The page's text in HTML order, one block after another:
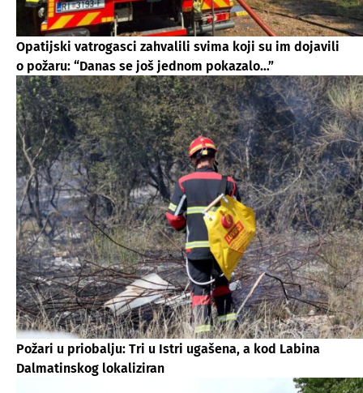
Opatijski vatrogasci zahvalili svima koji su im dojavili
o požaru: “Danas se još jednom pokazalo…”
Požari u priobalju: Tri u Istri ugašena, a kod Labina
Dalmatinskog lokaliziran